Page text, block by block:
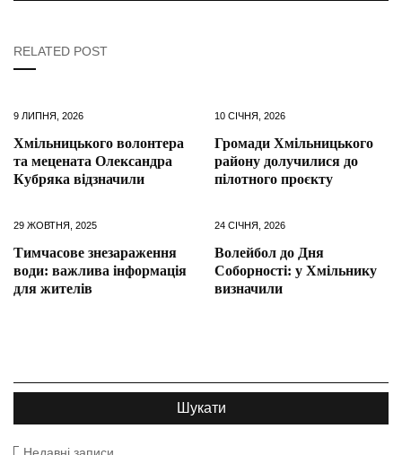
RELATED POST
9 ЛИПНЯ, 2026
Хмільницького волонтера
та мецената Олександра
Кубряка відзначили
10 СІЧНЯ, 2026
Громади Хмільницького
району долучилися до
пілотного проєкту
29 ЖОВТНЯ, 2025
Тимчасове знезараження
води: важлива інформація
для жителів
24 СІЧНЯ, 2026
Волейбол до Дня
Соборності: у Хмільнику
визначили